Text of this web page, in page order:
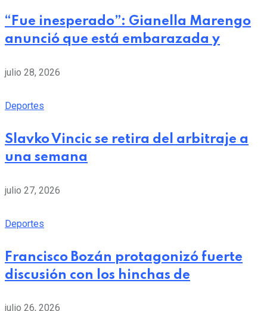
“Fue inesperado”: Gianella Marengo
anunció que está embarazada y
julio 28, 2026
Deportes
Slavko Vincic se retira del arbitraje a
una semana
julio 27, 2026
Deportes
Francisco Bozán protagonizó fuerte
discusión con los hinchas de
julio 26, 2026